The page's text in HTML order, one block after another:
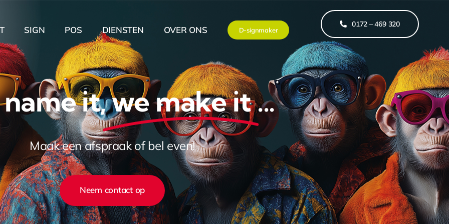
SIGN POS DIENSTEN OVER ONS D-signmaker
0172 – 469 320
name it,we make it...
Maak een afspraak of bel even!
Neem contact op